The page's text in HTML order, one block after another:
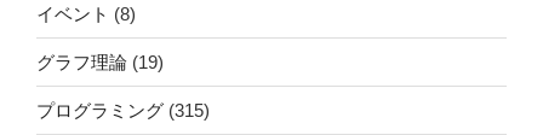
イベント (8)
グラフ理論 (19)
プログラミング (315)